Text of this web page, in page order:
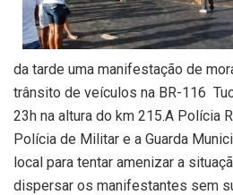
da tarde uma manifestação de
trânsito de veículos na BR-116
23h na altura do km 215.A Polícia
Polícia de Militar e a Guarda
local para tentar amenizar a
dispersar os manifestantes sem